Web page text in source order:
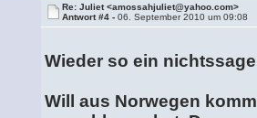
Re: Juliet <amossahjuliet@yahoo.com>
Antwort #4 -06. September 2010 um 09:08
Wieder so ein
Will aus Norwegen